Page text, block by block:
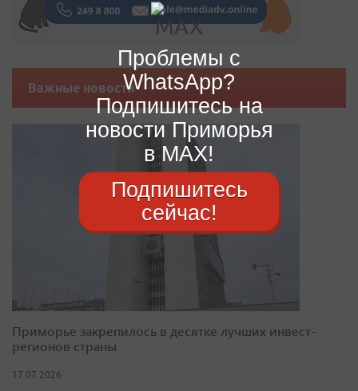
Важные новости
Приморье закрепилось в десятке лучших инвест-
регионов страны
17.07.2026
Проблемы с
WhatsApp?
Подпишитесь на
новости Приморья
в MAX!
Подпишитесь
сейчас!